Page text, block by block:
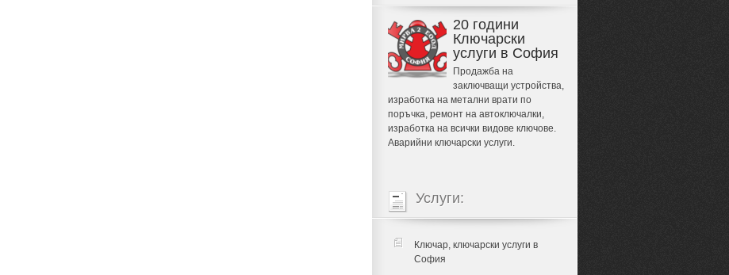
20 години
Ключарски
услуги в София
Продажба на
заключващи устройства,
изработка на метални врати по
поръчка, ремонт на автоключалки,
изработка на всички видове ключове.
Аварийни ключарски услуги.
Услуги:
Ключар, ключарски услуги в
София